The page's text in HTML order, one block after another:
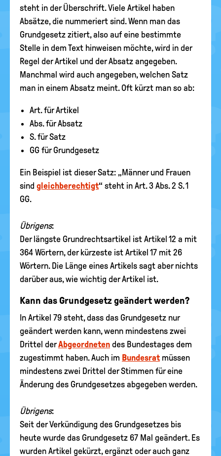
steht in der Überschrift. Viele Artikel haben
Absätze, die nummeriert sind. Wenn man das
Grundgesetz zitiert, also auf eine bestimmte
Stelle in dem Text hinweisen möchte, wird in der
Regel der Artikel und der Absatz angegeben.
Manchmal wird auch angegeben, welchen Satz
man in einem Absatz meint. Oft kürzt man so ab:
Art. für Artikel
Abs. für Absatz
S. für Satz
GG für Grundgesetz
Ein Beispiel ist dieser Satz: „Männer und Frauen
sind gleichberechtigt“ steht in Art. 3 Abs. 2 S. 1
GG.
Übrigens:
Der längste Grundrechtsartikel ist Artikel 12 a mit
364 Wörtern, der kürzeste ist Artikel 17 mit 26
Wörtern. Die Länge eines Artikels sagt aber nichts
darüber aus, wie wichtig der Artikel ist.
Kann das Grundgesetz geändert werden?
In Artikel 79 steht, dass das Grundgesetz nur
geändert werden kann, wenn mindestens zwei
Drittel derAbgeordneten des Bundestages dem
zugestimmt haben. Auch im Bundesratmüssen
mindestens zwei Drittel der Stimmen für eine
Änderung des Grundgesetzes abgegeben werden.
Übrigens:
Seit der Verkündigung des Grundgesetzes bis
heute wurde das Grundgesetz 67 Mal geändert. Es
wurden Artikel gekürzt, ergänzt oder auch ganz